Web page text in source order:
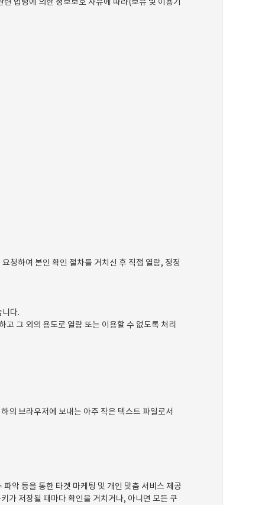
법령에 의한 정보보호 사유에 따라(보유 및 이용기
청하여 본인 확인 절차를 거치신 후 직접 열람, 정정
다.
그 외의 용도로 열람 또는 이용할 수 없도록 처리
의 브라우저에 보내는 아주 작은 텍스트 파일로서
악 등을 통한 타겟 마케팅 및 개인 맞춤 서비스 제공
가 저장될 때마다 확인을 거치거나, 아니면 모든 쿠